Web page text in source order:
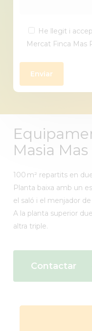
He llegit i
Mercat Finca Mas
Masia Mas
100 m² repartits en
Planta baixa amb un
el saló i el menjador
A la planta superior
altra triple.
Contactar